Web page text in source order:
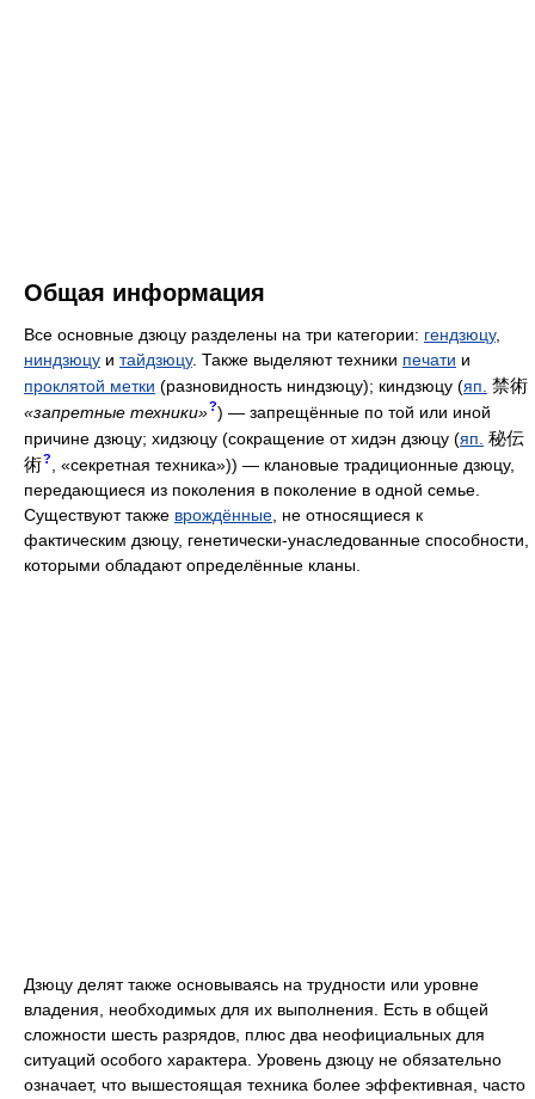
Общая информация
Все основные дзюцу разделены на три категории: гендзюцу,
ниндзюцу и тайдзюцу. Также выделяют техники печати и
проклятой метки (разновидность ниндзюцу); киндзюцу (яп. 禁術
«запретные техники»?) — запрещённые по той или иной
причине дзюцу; хидзюцу (сокращение от хидэн дзюцу (яп. 秘伝
術?
, «секретная техника»)) — клановые традиционные дзюцу,
передающиеся из поколения в поколение в одной семье.
Существуют также врождённые , не относящиеся к
фактическим дзюцу, генетически-унаследованные способности,
которыми обладают определённые кланы.
Дзюцу делят также основываясь на трудности или уровне
владения, необходимых для их выполнения. Есть в общей
сложности шесть разрядов, плюс два неофициальных для
ситуаций особого характера. Уровень дзюцу не обязательно
означает, что вышестоящая техника более эффективная, часто